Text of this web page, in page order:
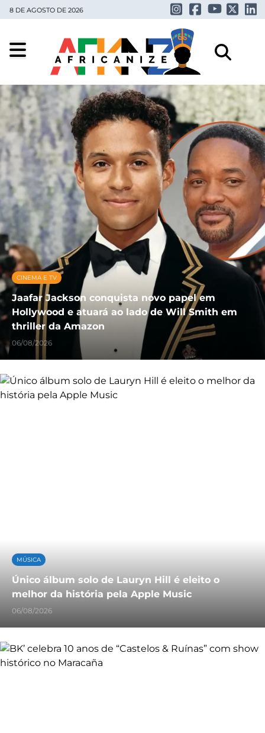
8 DE AGOSTO DE 2026
CINEMA E TV
Jaafar Jackson conquista novo papel em
Hollywood e atuará ao lado de Will Smith em
thriller da Amazon
06/08/2026
MÚSICA
Único álbum solo de Lauryn Hill é eleito o
melhor da história pela Apple Music
06/08/2026